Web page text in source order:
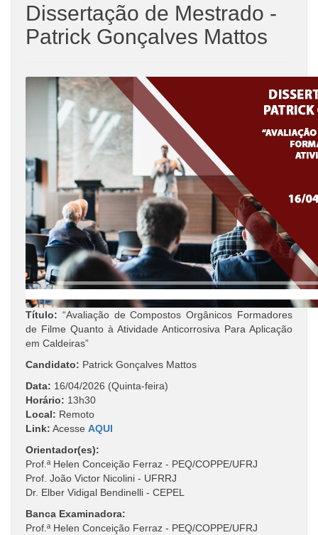
Dissertação de Mestrado -
Patrick Gonçalves Mattos
Título: “Avaliação de Compostos Orgânicos Formadores
de Filme Quanto à Atividade Anticorrosiva Para Aplicação
em Caldeiras”
Candidato: Patrick Gonçalves Mattos
Data: 16/04/2026 (Quinta-feira)
Horário: 13h30
Local: Remoto
Link: Acesse AQUI
Orientador(es):
Prof.ª Helen Conceição Ferraz - PEQ/COPPE/UFRJ
Prof. João Victor Nicolini - UFRRJ
Dr. Elber Vidigal Bendinelli - CEPEL
Banca Examinadora:
Prof.ª Helen Conceição Ferraz - PEQ/COPPE/UFRJ